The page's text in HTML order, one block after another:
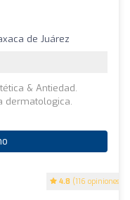
4.8 (116 opiniones)
de Juárez
& Antiedad.
dermatologica.